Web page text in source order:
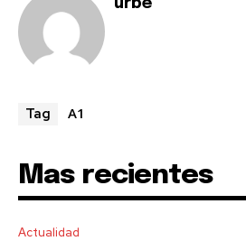
urbe
Tag A1
Mas recientes
Actualidad